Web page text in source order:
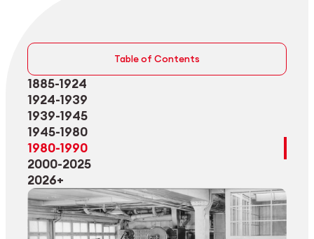
Table of Contents
1885-1924
1924-1939
1939-1945
1945-1980
1980-1990
2000-2025
2026+